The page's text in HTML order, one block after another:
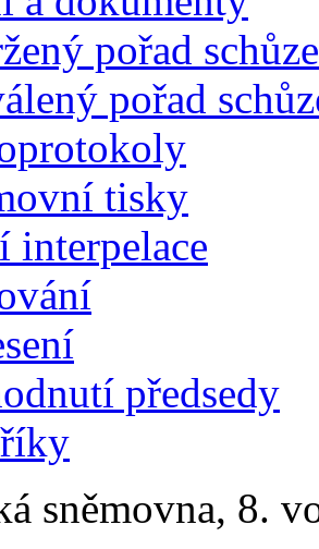
pořad schůze
pořad
tisky
interpelace
předsedy
sněmovna, 8.